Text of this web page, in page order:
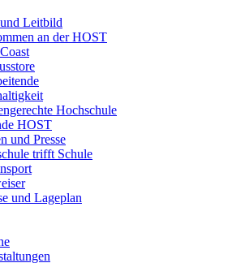
Leitbild
an der HOST
Hochschule
HOST
und Presse
trifft Schule
und Lageplan